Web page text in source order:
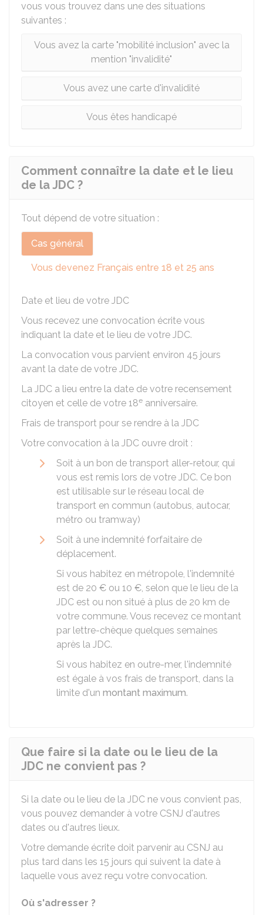
vous vous trouvez dans une des situations
suivantes :
Vous avez la carte "mobilité inclusion" avec la
mention "invalidité"
Vous avez une carte d'invalidité
Vous êtes handicapé
Comment connaître la date et le lieu
de la JDC ?
Tout dépend de votre situation :
Cas général
Vous devenez Français entre 18 et 25 ans
Date et lieu de votre JDC
Vous recevez une convocation écrite vous
indiquant la date et le lieu de votre JDC.
La convocation vous parvient environ 45 jours
avant la date de votre JDC.
La JDC a lieu entre la date de votre recensement
citoyen et celle de votre 18e anniversaire.
Frais de transport pour se rendre à la JDC
Votre convocation à la JDC ouvre droit :
Soit à un bon de transport aller-retour, qui
vous est remis lors de votre JDC. Ce bon
est utilisable sur le réseau local de
transport en commun (autobus, autocar,
métro ou tramway)
Soit à une indemnité forfaitaire de
déplacement.
Si vous habitez en métropole, l'indemnité
est de 20 € ou 10 €, selon que le lieu de la
JDC est ou non situé à plus de 20 km de
votre commune. Vous recevez ce montant
par lettre-chèque quelques semaines
après la JDC.
Si vous habitez en outre-mer, l'indemnité
est égale à vos frais de transport, dans la
limite d'un montant maximum.
Que faire si la date ou le lieu de la
JDC ne convient pas ?
Si la date ou le lieu de la JDC ne vous convient pas,
vous pouvez demander à votre CSNJ d'autres
dates ou d'autres lieux.
Votre demande écrite doit parvenir au CSNJ au
plus tard dans les 15 jours qui suivent la date à
laquelle vous avez reçu votre convocation.
Où s'adresser ?